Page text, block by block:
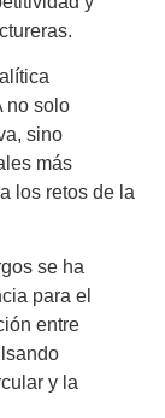
no solo
sino
más
los retos de la
se ha
para el
entre
y la